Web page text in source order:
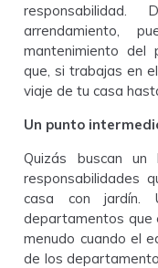
arrendamiento,
mantenimiento del
que, si trabajas en
viaje de tu casa
Un punto
Quizás buscan
responsabilidades
casa con jardín.
departamentos que
menudo cuando el
de los